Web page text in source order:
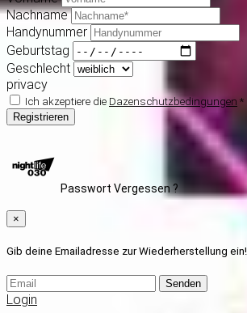
Nachname
Handynummer
Geburtstag
Geschlecht
privacy
Ich akzeptiere die Dazenschutzbedingungen *
Registrieren
Passwort Vergessen ?
×
Gib deine Emailadresse zur Wiederherstellung ein!
Senden
Login